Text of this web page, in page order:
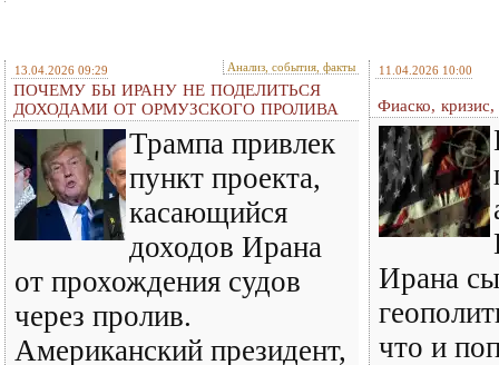
13.04.2026 09:29 Анализ, события, факты
ПОЧЕМУ БЫ ИРАНУ НЕ ПОДЕЛИТЬСЯ
ДОХОДАМИ ОТ ОРМУЗСКОГО ПРОЛИВА
Трампа привлек
пункт проекта,
касающийся
доходов Ирана
от прохождения судов
через пролив.
Американский президент,
11.04.2026 10:00
Фиаско, кризис,
Ирана
что и